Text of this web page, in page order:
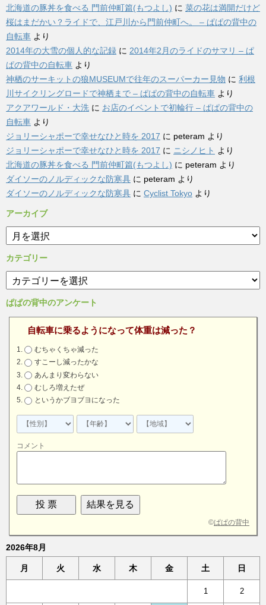
北海道の豚丼を食べる 門前仲町篇(もつよし) に 菜の花は満開だけど
桜はまだかい？ライドで、江戸川から門前仲町へ。 – ぱぱの背中の
自転車 より
2014年の大雪の個人的な記録 に 2014年2月のライドのサマリ – ぱ
ぱの背中の自転車 より
神栖のサーキットの狼MUSEUMで往年のスーパーカー見物 に 利根
川サイクリングロードで神栖まで – ぱぱの背中の自転車 より
アクアワールド・大洗 に お店のイベントで初輪行 – ぱぱの背中の
自転車 より
ジョリーシャポーで幸せなひと時を 2017 に peteram より
ジョリーシャポーで幸せなひと時を 2017 に ニシノヒト より
北海道の豚丼を食べる 門前仲町篇(もつよし) に peteram より
ダイソーのノルディックな防寒具 に peteram より
ダイソーのノルディックな防寒具 に Cyclist Tokyo より
アーカイブ
ア
ー
カ
イ
ブ
カテゴリー
テ
ゴ
ぱぱの背中のアンケート
自転車に乗るようになって体重は減った？
むちゃくちゃ減った
すこーし減ったかな
あんまり変わらない
むしろ増えたぜ
というかブヨブヨになった
コメント
©ぱぱの背中
2026年8月
月 火 水 木 金 土 日
1 2